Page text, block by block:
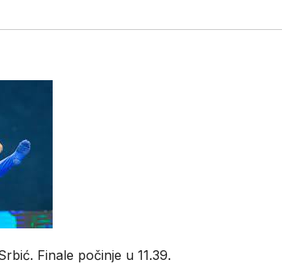
Finale počinje u 11.39.